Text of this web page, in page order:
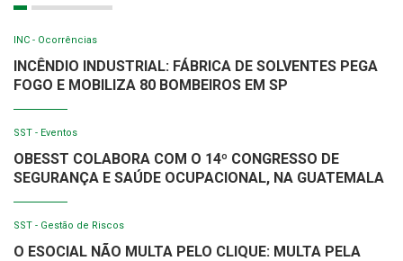
INC - Ocorrências
INCÊNDIO INDUSTRIAL: FÁBRICA DE SOLVENTES PEGA
FOGO E MOBILIZA 80 BOMBEIROS EM SP
SST - Eventos
OBESST COLABORA COM O 14º CONGRESSO DE
SEGURANÇA E SAÚDE OCUPACIONAL, NA GUATEMALA
SST - Gestão de Riscos
O ESOCIAL NÃO MULTA PELO CLIQUE: MULTA PELA